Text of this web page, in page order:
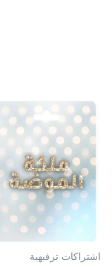
اشتراكات ترفيهية